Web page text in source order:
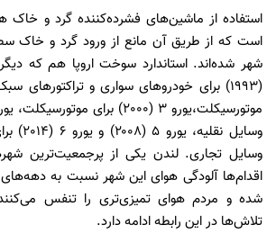
استفاده از ماشین‌های فشرده‌کننده گرد و خاک
است که از طریق آن مانع از ورود گرد و خاک
وسایل
وسایل تجاری. لندن یکی از پرجمعیت‌ترین
اقدام‌ها آلودگی هوای این شهر نسبت به
شده و مردم هوای تمیزی‌تری را تنفس
تلاش‌ها در این رابطه ادامه دارد.